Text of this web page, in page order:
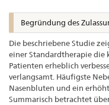
Begründung des
Die beschriebene Studie
einer Standardtherapie die
Patienten erheblich
verlangsamt. Häufigste
Nasenbluten und ein
Summarisch betrachtet